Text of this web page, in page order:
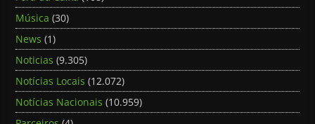
Música (30)
News (1)
Noticias (9.305)
Notícias Locais (12.072)
Notícias Nacionais (10.959)